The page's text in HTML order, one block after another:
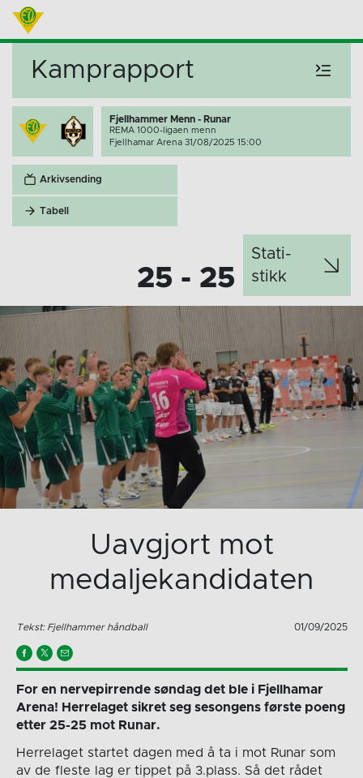
Kamprapport
Fjellhammer Menn - Runar
REMA 1000-ligaen menn
Fjellhamar Arena 31/08/2025 15:00
Arkivsending
Tabell
25 - 25
Stati­
stikk
Uavgjort mot
medaljekandidaten
Tekst: Fjellhammer håndball 01/09/2025
For en nervepirrende søndag det ble i Fjellhamar
Arena! Herrelaget sikret seg sesongens første poeng
etter 25-25 mot Runar.
Herrelaget startet dagen med å ta i mot Runar som
av de fleste lag er tippet på 3.plass. Så det rådet